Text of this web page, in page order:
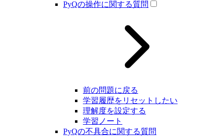
PyQの操作に関する質問
前の問題に戻る
学習履歴をリセットしたい
理解度を設定する
学習ノート
PyQの不具合に関する質問